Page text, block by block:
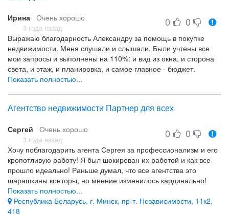
Ирина Очень хорошо
3 года назад 0 0
Выражаю благодарность Александру за помощь в покупке
недвижимости. Меня слушали и слышали. Были учтены все
мои запросы и выполнены на 110%: и вид из окна, и сторона
света, и этаж, и планировка, и самое главное - бюджет.
Помогли сторговаться, подготовили все документы, безумно
профессиональную работу! Однозначно рекомендую!
четкая работа специалиста
что не обратилась ранее
Показать полностью...
Агентство недвижимости Партнер для всех
Сергей Очень хорошо
3 года назад 0 0
Хочу поблагодарить агента Сергея за профессионализм и его
кропотливую работу! Я был шокирован их работой и как все
прошло идеально! Раньше думал, что все агентства это
шарашкины конторы, но мнение изменилось кардинально!
Рекомендуем 100%!
Очень профессиональная работа всех сотрудников
Показать полностью...
Республика Беларусь, г. Минск, пр-т. Независимости, 11к2,
418